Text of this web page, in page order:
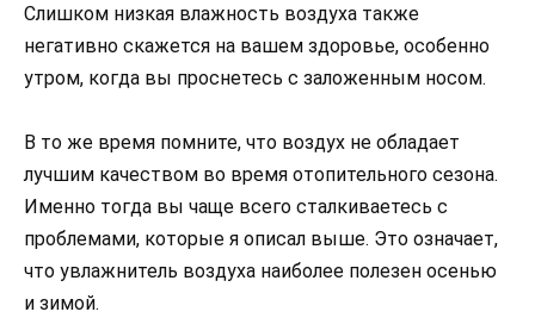
Слишком низкая влажность воздуха также
негативно скажется на вашем здоровье, особенно
утром, когда вы проснетесь с заложенным носом.
В то же время помните, что воздух не обладает
лучшим качеством во время отопительного сезона.
Именно тогда вы чаще всего сталкиваетесь с
проблемами, которые я описал выше. Это означает,
что увлажнитель воздуха наиболее полезен осенью
и зимой.